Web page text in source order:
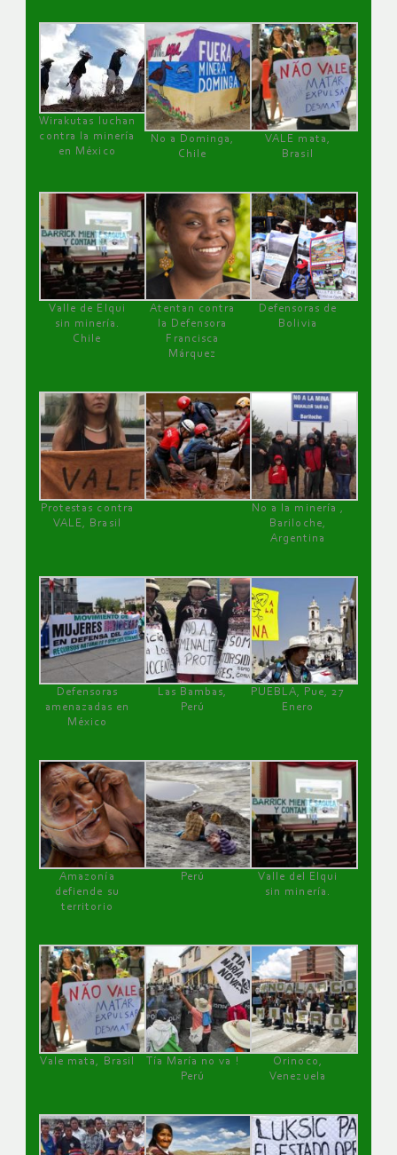
Wirakutas luchan
contra la minería
en México
No a Dominga,
Chile
VALE mata,
Brasil
Valle de Elqui
sin minería.
Chile
Atentan contra
la Defensora
Francisca
Márquez
Defensoras de
Bolivia
Protestas contra
VALE, Brasil
No a la minería ,
Bariloche,
Argentina
Defensoras
amenazadas en
México
Las Bambas,
Perú
PUEBLA, Pue, 27
Enero
Amazonía
defiende su
territorio
Perú
Valle del Elqui
sin minería.
Vale mata, Brasil
Tía María no va !
Perú
Orinoco,
Venezuela